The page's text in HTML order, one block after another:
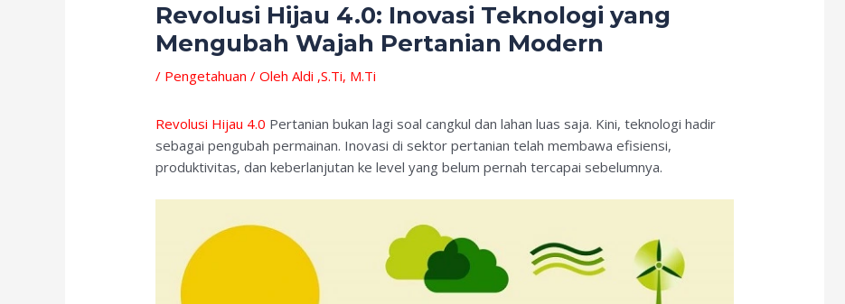
Revolusi Hijau 4.0: Inovasi Teknologi yang
Mengubah Wajah Pertanian Modern
/ Pengetahuan / OlehAldi ,S.Ti, M.Ti
Revolusi Hijau 4.0 Pertanian bukan lagi soal cangkul dan lahan luas saja. Kini, teknologi hadir
sebagai pengubah permainan. Inovasi di sektor pertanian telah membawa efisiensi,
produktivitas, dan keberlanjutan ke level yang belum pernah tercapai sebelumnya.